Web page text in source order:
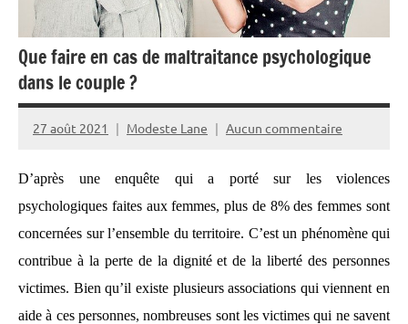
Que faire en cas de maltraitance psychologique
dans le couple ?
27 août 2021 Modeste Lane Aucun commentaire
D’après une enquête qui a porté sur les violences
psychologiques faites aux femmes, plus de 8% des femmes sont
concernées sur l’ensemble du territoire. C’est un phénomène qui
contribue à la perte de la dignité et de la liberté des personnes
victimes. Bien qu’il existe plusieurs associations qui viennent en
aide à ces personnes, nombreuses sont les victimes qui ne savent